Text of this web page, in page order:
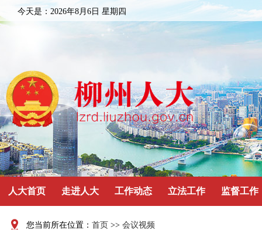
今天是： 2026年8月6日 星期四
人大首页 走进人大 工作动态 立法工作 监督工作
您当前所在位置： 首页 >> 会议视频